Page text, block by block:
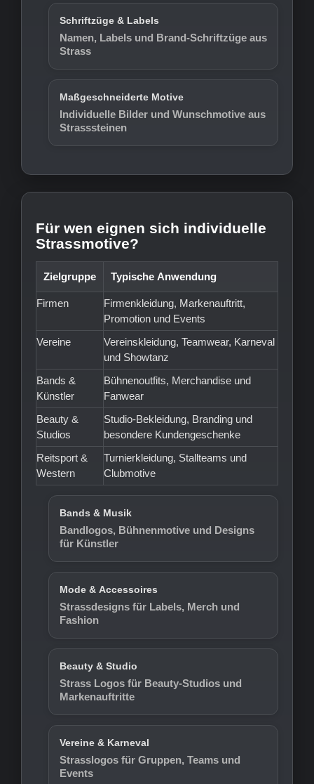
Schriftzüge & Labels
Namen, Labels und Brand-Schriftzüge aus
Strass
Maßgeschneiderte Motive
Individuelle Bilder und Wunschmotive aus
Strasssteinen
Für wen eignen sich individuelle
Strassmotive?
Zielgruppe Typische Anwendung
Firmen
Firmenkleidung, Markenauftritt,
Promotion und Events
Vereine
Vereinskleidung, Teamwear, Karneval
und Showtanz
Bands &
Künstler
Bühnenoutfits, Merchandise und
Fanwear
Beauty &
Studios
Studio-Bekleidung, Branding und
besondere Kundengeschenke
Reitsport &
Western
Turnierkleidung, Stallteams und
Clubmotive
Bands & Musik
Bandlogos, Bühnenmotive und Designs
für Künstler
Mode & Accessoires
Strassdesigns für Labels, Merch und
Fashion
Beauty & Studio
Strass Logos für Beauty-Studios und
Markenauftritte
Vereine & Karneval
Strasslogos für Gruppen, Teams und
Events